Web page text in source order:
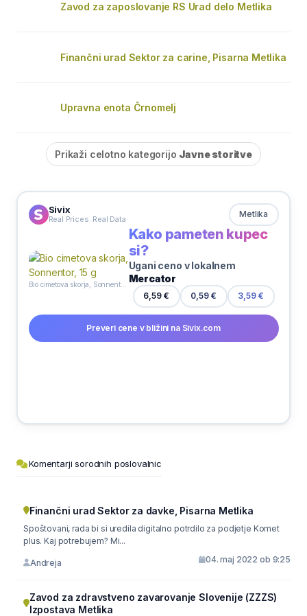
Zavod za zaposlovanje RS Urad delo Metlika
Finančni urad Sektor za carine, Pisarna Metlika
Upravna enota Črnomelj
Prikaži celotno kategorijo Javne storitve
Sivix
Real Prices. Real Data Metlika
Bio cimetova skorja, Sonnentor, 15 g
Kako pameten kupec
si?
Ugani ceno v lokalnem
Mercator
6,59 € 0,59 € 3,59 €
Preveri cene v bližini na Sivix.com
Komentarji sorodnih poslovalnic
Finančni urad Sektor za davke, Pisarna Metlika
Spoštovani, rada bi si uredila digitalno potrdilo za podjetje Komet
plus. Kaj potrebujem? Mi...
Andreja 04. maj 2022 ob 9:25
Zavod za zdravstveno zavarovanje Slovenije (ZZZS)
Izpostava Metlika